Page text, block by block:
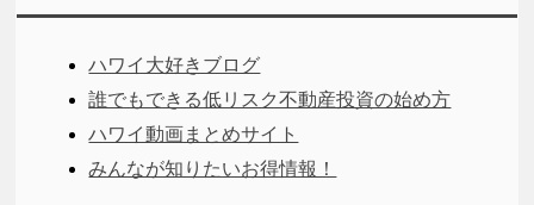
ハワイ大好きブログ
誰でもできる低リスク不動産投資の始め方
ハワイ動画まとめサイト
みんなが知りたいお得情報！